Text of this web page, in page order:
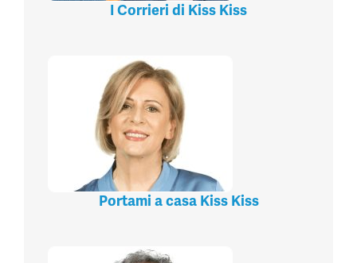
I Corrieri di Kiss Kiss
Portami a casa Kiss Kiss